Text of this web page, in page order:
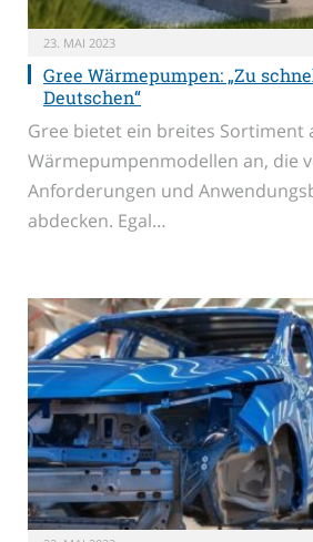
23. MAI 2023
Gree Wärmepumpen: „Zu
Deutschen“
Gree bietet ein breites Sortiment
Wärmepumpenmodellen an, die
Anforderungen und
abdecken. Egal…